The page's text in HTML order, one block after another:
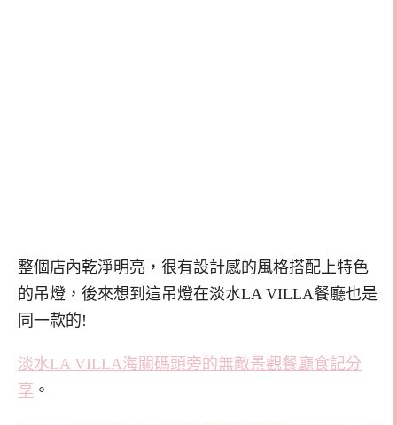
整個店內乾淨明亮，很有設計感的風格搭配上特色
的吊燈，後來想到這吊燈在淡水LA VILLA餐廳也是
同一款的!
淡水LA VILLA海關碼頭旁的無敵景觀餐廳食記分
享 。